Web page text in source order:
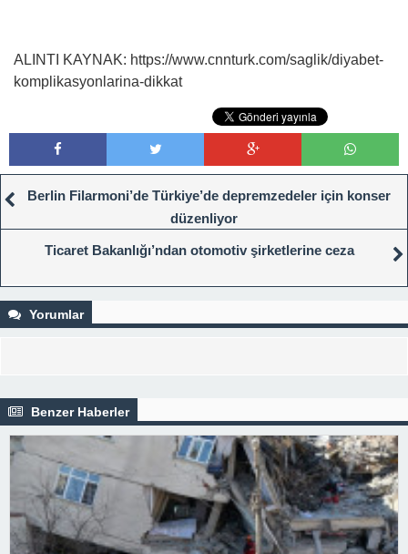
ALINTI KAYNAK: https://www.cnnturk.com/saglik/diyabet-
komplikasyonlarina-dikkat
Berlin Filarmoni’de Türkiye’de depremzedeler için konser
düzenliyor
Ticaret Bakanlığı’ndan otomotiv şirketlerine ceza
Yorumlar
Benzer Haberler